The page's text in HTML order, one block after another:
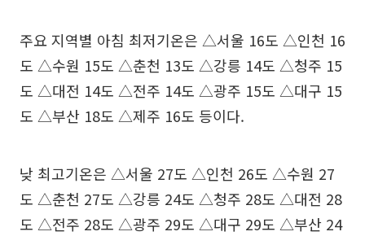
주요 지역별 아침 최저기온은 △서울 16도 △인천 16
도 △수원 15도 △춘천 13도 △강릉 14도 △청주 15
도 △대전 14도 △전주 14도 △광주 15도 △대구 15
도 △부산 18도 △제주 16도 등이다.
낮 최고기온은 △서울 27도 △인천 26도 △수원 27
도 △춘천 27도 △강릉 24도 △청주 28도 △대전 28
도 △전주 28도 △광주 29도 △대구 29도 △부산 24